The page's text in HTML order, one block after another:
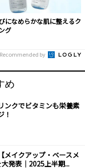
になめらかな肌に整えるク
グ
Recommended by
め
ンクでビタミンも栄養素
！
メイクアップ・ベースメ
発表｜2025上半期...